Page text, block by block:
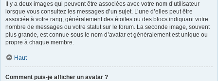
Il y a deux images qui peuvent être associées avec votre nom d’utilisateur
lorsque vous consultez les messages d’un sujet. L’une d’elles peut être
associée à votre rang, généralement des étoiles ou des blocs indiquant votre
nombre de messages ou votre statut sur le forum. La seconde image, souvent
plus grande, est connue sous le nom d’avatar et généralement est unique ou
propre à chaque membre.
Haut
Comment puis-je afficher un avatar ?